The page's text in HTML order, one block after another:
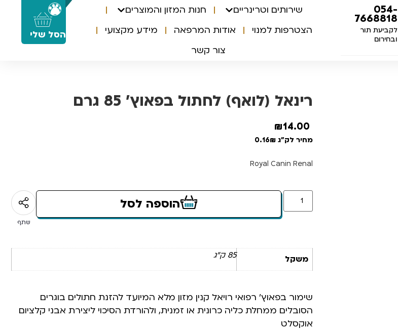
0
הסל שלי
054-
7668818
לקביעת תור
ובחירום
שירותים וטרינריים
חנות המזון והמוצרים
הצטרפות למנוי
אודות המרפאה
מידע מקצועי
צור קשר
רינאל (לואף) לחתול בפאוץ’ 85 גרם
14.00
₪
מחיר לק"ג 0.16₪
Royal Canin Renal
הוספה לסל
שתף
משקל 85 ק"ג
שימור בפאוץ’ רפואי רויאל קנין מזון מלא המיועד להזנת חתולים בוגרים
הסובלים ממחלת כליה כרונית או זמנית, ולהורדת הסיכוי ליצירת אבני קלציום
אוקסלט